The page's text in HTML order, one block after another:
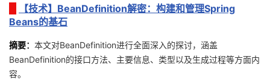
播
活
的
注
程
认
的
验
我
收
支
声
议
【技术】BeanDefinition解密：构建和管理Spring
Beans的基石
摘要： 本文对BeanDefinition进行全面深入的探讨，涵盖
BeanDefinition的接口方法、主要信息、类型以及生成过程等方面内
容。